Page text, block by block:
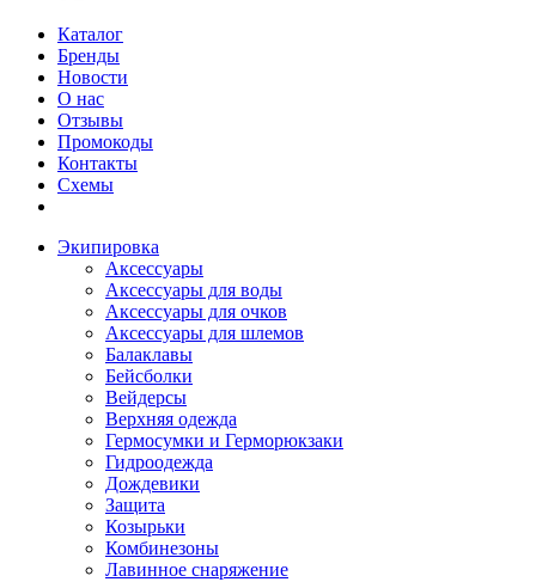
Каталог
Бренды
Новости
О нас
Отзывы
Промокоды
Контакты
Схемы
Экипировка
Аксессуары
Аксессуары для воды
Аксессуары для очков
Аксессуары для шлемов
Балаклавы
Бейсболки
Вейдерсы
Верхняя одежда
Гермосумки и Герморюкзаки
Гидроодежда
Дождевики
Защита
Козырьки
Комбинезоны
Лавинное снаряжение